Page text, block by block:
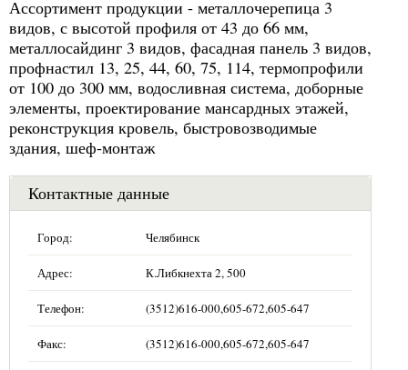
Ассортимент продукции - металлочерепица 3
видов, с высотой профиля от 43 до 66 мм,
металлосайдинг 3 видов, фасадная панель 3 видов,
профнастил 13, 25, 44, 60, 75, 114, термопрофили
от 100 до 300 мм, водосливная система, доборные
элементы, проектирование мансардных этажей,
реконструкция кровель, быстровозводимые
здания, шеф-монтаж
Контактные данные
Город: Челябинск
Адрес: К.Либкнехта 2, 500
Телефон: (3512)616-000,605-672,605-647
Факс: (3512)616-000,605-672,605-647